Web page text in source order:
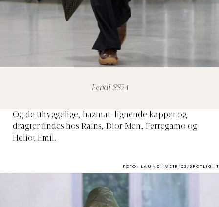
Fendi SS24
Og de uhyggelige, hazmat-lignende kapper og
dragter findes hos Rains, Dior Men, Ferregamo og
Heliot Emil.
FOTO: LAUNCHMETRICS/SPOTLIGHT